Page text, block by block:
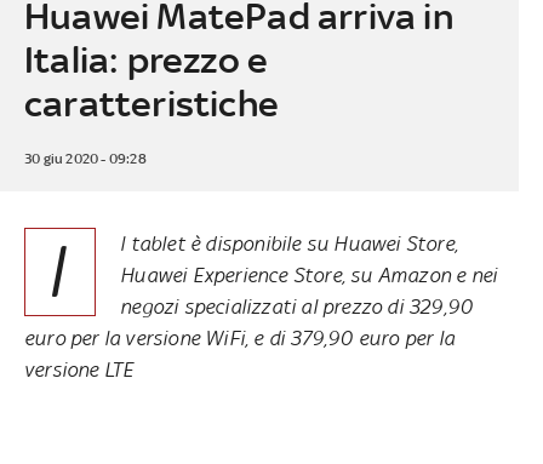
Huawei MatePad arriva in
Italia: prezzo e
caratteristiche
30 giu 2020 - 09:28
I
l tablet è disponibile su Huawei Store,
Huawei Experience Store, su Amazon e nei
negozi specializzati al prezzo di 329,90
euro per la versione WiFi, e di 379,90 euro per la
versione LTE